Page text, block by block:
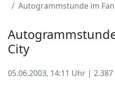
Autogrammstunde im
City
05.06.2003, 14:11 Uhr |